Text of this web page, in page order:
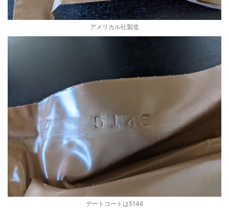
アメリカル社製造
デートコートは5146